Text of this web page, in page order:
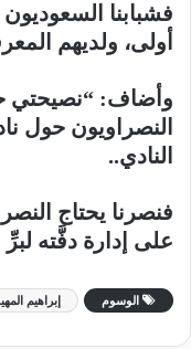
فشبابنا السعوديون
أولى، ولديهم
وأضاف: “نصيحتي
النصراويون حول
النادي..
فنصرنا يحتاج
على إدارة دفَّته لبرِّ
الوسوم إبراهيم